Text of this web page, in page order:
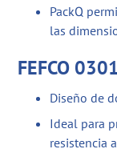
PackQ
las
FEFCO
Diseño de
Ideal para
resistencia